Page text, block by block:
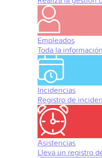
Empleados
Toda la
Incidencias
Registro de
Asistencias
Lleva un registro